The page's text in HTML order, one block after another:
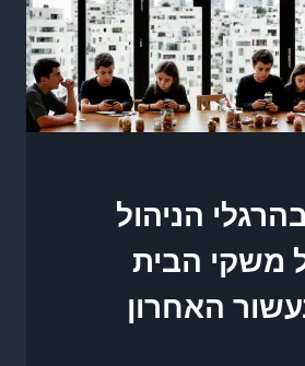
הניהול
משקי הבית
האחרון